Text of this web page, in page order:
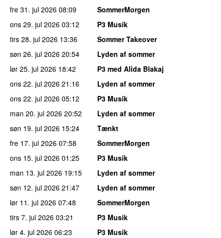
fre 31. jul 2026 08:09
SommerMorgen
ons 29. jul 2026 03:12
P3 Musik
tirs 28. jul 2026 13:36
Sommer Takeover
søn 26. jul 2026 20:54
Lyden af sommer
lør 25. jul 2026 18:42
P3 med Alida Blakaj
ons 22. jul 2026 21:16
Lyden af sommer
ons 22. jul 2026 05:12
P3 Musik
man 20. jul 2026 20:52
Lyden af sommer
søn 19. jul 2026 15:24
Tænkt
fre 17. jul 2026 07:58
SommerMorgen
ons 15. jul 2026 01:25
P3 Musik
man 13. jul 2026 19:15
Lyden af sommer
søn 12. jul 2026 21:47
Lyden af sommer
lør 11. jul 2026 07:48
SommerMorgen
tirs 7. jul 2026 03:21
P3 Musik
lør 4. jul 2026 06:23
P3 Musik